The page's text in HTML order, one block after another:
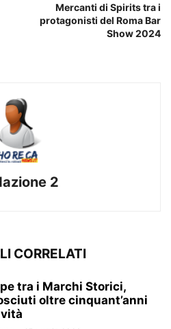
Mercanti di Spirits tra i
protagonisti del Roma Bar
Show 2024
2
CORRELATI
tra i Marchi Storici,
oltre cinquant’anni